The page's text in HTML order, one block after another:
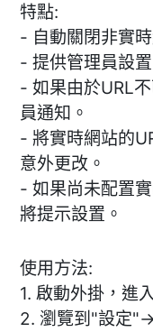
特點:
- 自動關閉非實
- 提供管理員設
- 如果由於URL
員通知。
- 將實時網站的
意外更改。
- 如果尚未配置
將提示設置。
使用方法:
1. 啟動外掛，進
2. 瀏覽到"設定"-